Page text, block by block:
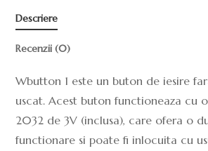
Descriere
Recenzii (0)
Wbutton 1 este un buton de iesire
uscat. Acest buton functioneaza cu
2032 de 3V (inclusa), care ofera o
functionare si poate fi inlocuita cu